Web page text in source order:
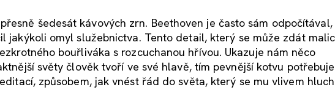
šedesát kávových zrn. Beethoven je často sám
jakýkoli omyl služebnictva. Tento detail, který se může zdát
bouřliváka s rozcuchanou hřívou. Ukazuje nám něco
světy člověk tvoří ve své hlavě, tím pevnější kotvu
způsobem, jak vnést řád do světa, který se mu vlivem